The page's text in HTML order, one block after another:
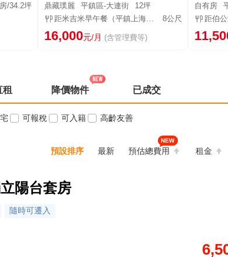
/34.2坪 鼎藏璞麗 平鎮區-大連街
12坪
8公尺
16,000元/月 (含管理費等)
自有房
距伯
租 降價物件 已成交
可報稅 可入籍 高齡友善
預設排序 最新 預估總費用 租金
陽台套房
隨時可遷入